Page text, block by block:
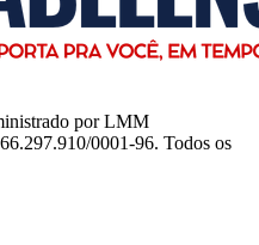
por LMM
0001-96. Todos os